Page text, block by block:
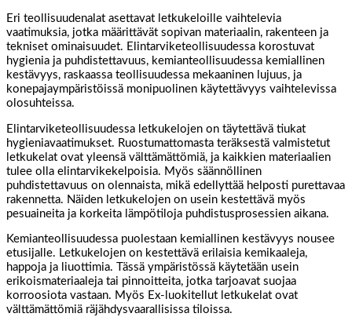
Eri teollisuudenalat asettavat letkukeloille vaihtelevia
vaatimuksia, jotka määrittävät sopivan materiaalin, rakenteen ja
tekniset ominaisuudet. Elintarviketeollisuudessa korostuvat
hygienia ja puhdistettavuus, kemianteollisuudessa kemiallinen
kestävyys, raskaassa teollisuudessa mekaaninen lujuus, ja
konepajaympäristöissä monipuolinen käytettävyys vaihtelevissa
olosuhteissa.
Elintarviketeollisuudessa letkukelojen on täytettävä tiukat
hygieniavaatimukset. Ruostumattomasta teräksestä valmistetut
letkukelat ovat yleensä välttämättömiä, ja kaikkien materiaalien
tulee olla elintarvikekelpoisia. Myös säännöllinen
puhdistettavuus on olennaista, mikä edellyttää helposti purettavaa
rakennetta. Näiden letkukelojen on usein kestettävä myös
pesuaineita ja korkeita lämpötiloja puhdistusprosessien aikana.
Kemianteollisuudessa puolestaan kemiallinen kestävyys nousee
etusijalle. Letkukelojen on kestettävä erilaisia kemikaaleja,
happoja ja liuottimia. Tässä ympäristössä käytetään usein
erikoismateriaaleja tai pinnoitteita, jotka tarjoavat suojaa
korroosiota vastaan. Myös Ex-luokitellut letkukelat ovat
välttämättömiä räjähdysvaarallisissa tiloissa.